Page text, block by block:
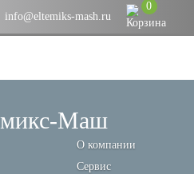
info@eltemiks-mash.ru
0
О компании
Сервис